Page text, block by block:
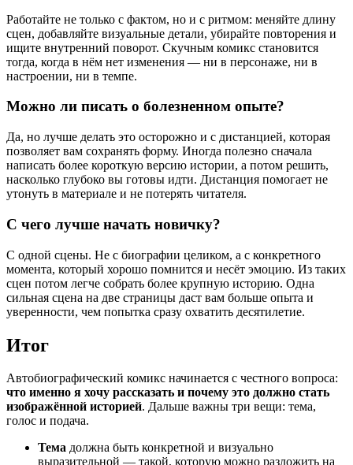
Работайте не только с фактом, но и с ритмом: меняйте длину
сцен, добавляйте визуальные детали, убирайте повторения и
ищите внутренний поворот. Скучным комикс становится
тогда, когда в нём нет изменения — ни в персонаже, ни в
настроении, ни в темпе.
Можно ли писать о болезненном опыте?
Да, но лучше делать это осторожно и с дистанцией, которая
позволяет вам сохранять форму. Иногда полезно сначала
написать более короткую версию истории, а потом решить,
насколько глубоко вы готовы идти. Дистанция помогает не
утонуть в материале и не потерять читателя.
С чего лучше начать новичку?
С одной сцены. Не с биографии целиком, а с конкретного
момента, который хорошо помнится и несёт эмоцию. Из таких
сцен потом легче собрать более крупную историю. Одна
сильная сцена на две страницы даст вам больше опыта и
уверенности, чем попытка сразу охватить десятилетие.
Итог
Автобиографический комикс начинается с честного вопроса:
что именно я хочу рассказать и почему это должно стать
изображённой историей. Дальше важны три вещи: тема,
голос и подача.
Тема должна быть конкретной и визуально
выразительной — такой, которую можно разложить на